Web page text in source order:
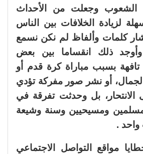
الشعوب وجعلت من الأحداث
لزيادة الخلافات بين الناس
كلمات وألفاظ لم نكن نسمع
ذلك انقساما بين بعض
بسبب مباراة كرة قدم أو
أو نشر صور مفركة تؤدي
الانتحار، بل وحدثت تفرقة في
ومسيحيين وسنة وشيعة
.
مواقع التواصل الاجتماعي